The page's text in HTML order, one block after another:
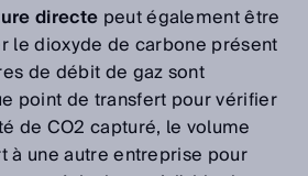
directe peut également être
le dioxyde de carbone présent
de débit de gaz sont
point de transfert pour vérifier
de CO2 capturé, le volume
à une autre entreprise pour